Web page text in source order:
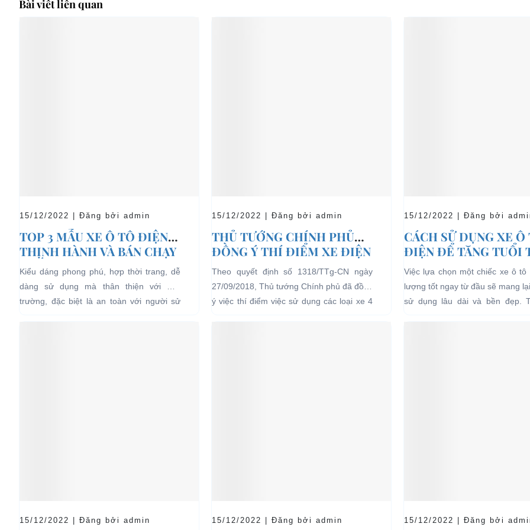
Bài viết liên quan
15/12/2022 | Đăng bởi admin
TOP 3 MẪU XE Ô TÔ ĐIỆN
THỊNH HÀNH VÀ BÁN CHẠY
NHẤT HIỆN NAY
Kiểu dáng phong phú, hợp thời trang, dễ
dàng sử dụng mà thân thiện với môi
trường, đặc biệt là an toàn với người sử
15/12/2022 | Đăng bởi admin
THỦ TƯỚNG CHÍNH PHỦ
ĐỒNG Ý THÍ ĐIỂM XE ĐIỆN
04 BÁNH CHỞ KHÁCH DU
LỊCH TẠI CÁC KHU VỰC
HẠN CHẾ
Theo quyết định số 1318/TTg-CN ngày
27/09/2018, Thủ tướng Chính phủ đã đồng
ý việc thí điểm việc sử dụng các loại xe 4
15/12/2022 | Đăng bởi
CÁCH SỬ DỤNG XE Ô
ĐIỆN ĐỂ TĂNG TUỔI
CHO XE
Việc lựa chọn một chiếc xe ô tô
lượng tốt ngay từ đầu sẽ mang lại
sử dụng lâu dài và bền đẹp.
15/12/2022 | Đăng bởi admin 15/12/2022 | Đăng bởi admin 15/12/2022 | Đăng bởi